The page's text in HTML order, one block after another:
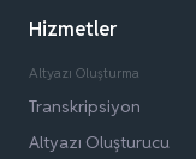
Hizmetler
Altyazı Oluşturma
Transkripsiyon
Altyazı Oluşturucu